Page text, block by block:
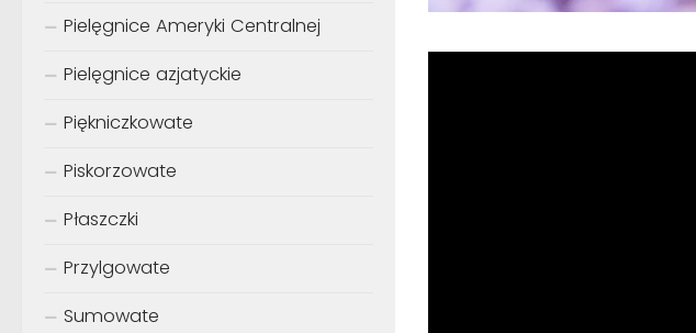
Pielęgnice Ameryki Centralnej
Pielęgnice azjatyckie
Piękniczkowate
Piskorzowate
Płaszczki
Przylgowate
Sumowate